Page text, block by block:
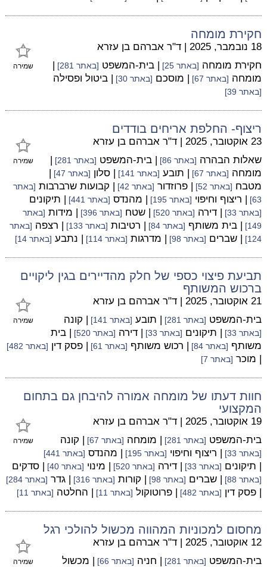
חקירת מומחה
שמירה
18 נובמבר, 2025 | ד"ר אברהם בן עזרא
חקירת מומחה [באתר 25] | בית-המשפט [באתר 281]
|
מומחה [באתר 67] | מוסכם [באתר 30] | ביטול ופסילה
[באתר 39]
ריצוף- החלפת אריחים בודדים
שמירה
23 אוקטובר, 2025 | ד"ר אברהם בן עזרא
שאלות הבהרה [באתר 86] | בית-המשפט [באתר 281]
|
מומחה [באתר 67] | תובע [באתר 141] | סלון [באתר 47]
|
מטבח [באתר 52] | פרוזדור [באתר 42] | קבועות שרברבות [באתר
63]
| ריצוף וחיפוי [באתר 195] | מהנדס [באתר 441] | תיקונים
[באתר 33] | דירה [באתר 520] | שטח [באתר 396] | מידות [באתר
149]
| בית משותף [באתר 84] | רטיבות [באתר 133] | רצפה [באתר
124]
| שברים [באתר 98] | מדרגות [באתר 114] | נתבע [באתר 14]
תביעת פיצוי כספי של חלק מהדיירים בגין ליקויים
ברכוש המשותף
שמירה
21 אוקטובר, 2025 | ד"ר אברהם בן עזרא
בית-המשפט [באתר 281] | תובע [באתר 141] | קונה
[באתר 33] | תיקונים [באתר 33] | דירה [באתר 520]
| בית
משותף [באתר 84] | רכוש משותף [באתר 61] | פסק דין [באתר 482]
| מוכר [באתר 7]
חוות דעתו של מומחה אמורה להיבחן גם בתחום
המקצועי
שמירה
19 אוקטובר, 2025 | ד"ר אברהם בן עזרא
בית-המשפט [באתר 281] | מומחה [באתר 67] | קונה
[באתר 33] | ריצוף וחיפוי [באתר 195] | מהנדס [באתר 441]
| תיקונים [באתר 33] | דירה [באתר 520] | מינוי [באתר 40] | סדקים
[באתר 88] | שברים [באתר 98] | קורות [באתר 316] | גדר [באתר 284]
| פסק דין [באתר 482] | פרוטוקול [באתר 11] | החלטה [באתר 11]
מחסום למכוניות המהווה מכשול להולכי רגל
שמירה
12 אוקטובר, 2025 | ד"ר אברהם בן עזרא
בית-המשפט [באתר 281] | חניה [באתר 66] | מכשול